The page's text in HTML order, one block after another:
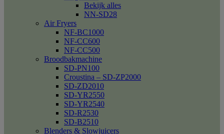
Bekijk alles
NN-SD28
Air Fryers
NF-BC1000
NF-CC600
NF-CC500
Broodbakmachine
SD-PN100
Croustina – SD-ZP2000
SD-ZD2010
SD-YR2550
SD-YR2540
SD-R2530
SD-B2510
Blenders & Slowjuicers